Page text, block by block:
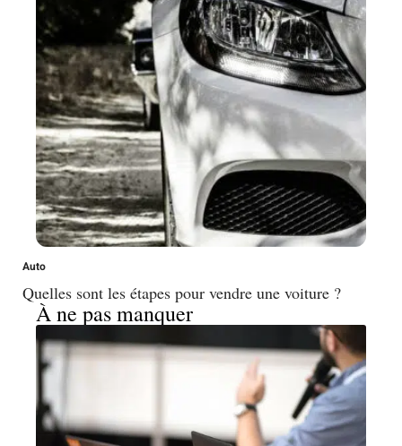
Auto
Quelles sont les étapes pour vendre une voiture ?
À ne pas manquer